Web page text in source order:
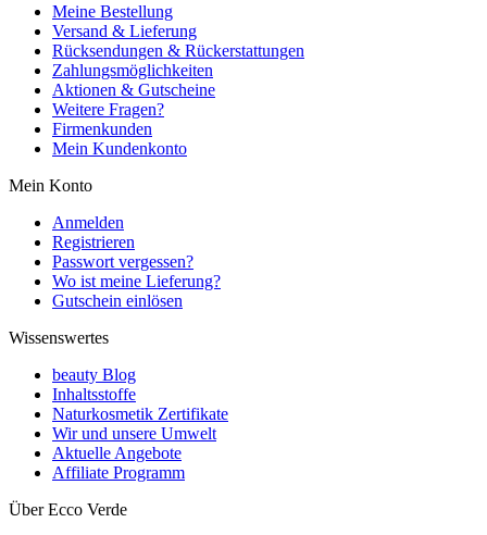
Meine Bestellung
Versand & Lieferung
Rücksendungen & Rückerstattungen
Zahlungsmöglichkeiten
Aktionen & Gutscheine
Weitere Fragen?
Firmenkunden
Mein Kundenkonto
Mein Konto
Anmelden
Registrieren
Passwort vergessen?
Wo ist meine Lieferung?
Gutschein einlösen
Wissenswertes
beauty Blog
Inhaltsstoffe
Naturkosmetik Zertifikate
Wir und unsere Umwelt
Aktuelle Angebote
Affiliate Programm
Über Ecco Verde